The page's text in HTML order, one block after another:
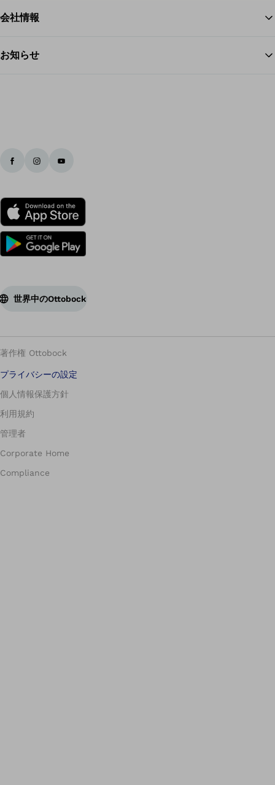
会社情報
お知らせ
世界中のOttobock
著作権 Ottobock
プライバシーの設定
個人情報保護方針
利用規約
管理者
Corporate Home
Compliance